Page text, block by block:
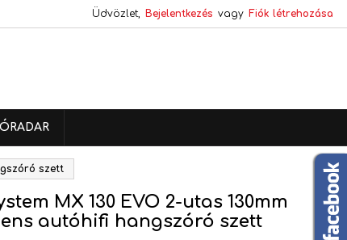
Üdvözlet, Bejelentkezés vagy Fiók létrehozása
szett
MX 130 EVO 2-utas 130mm
autóhifi hangszóró szett